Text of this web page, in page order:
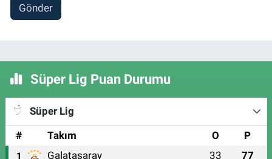
Gönder
Süper Lig Puan Durumu
Süper Lig
#
Takım O P
1 Galatasaray 33 77